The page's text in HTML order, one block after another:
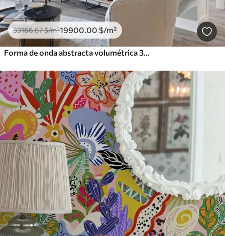
33166.67$/m²19900.00 $/m²
Forma de onda abstracta volumétrica 3D blanca